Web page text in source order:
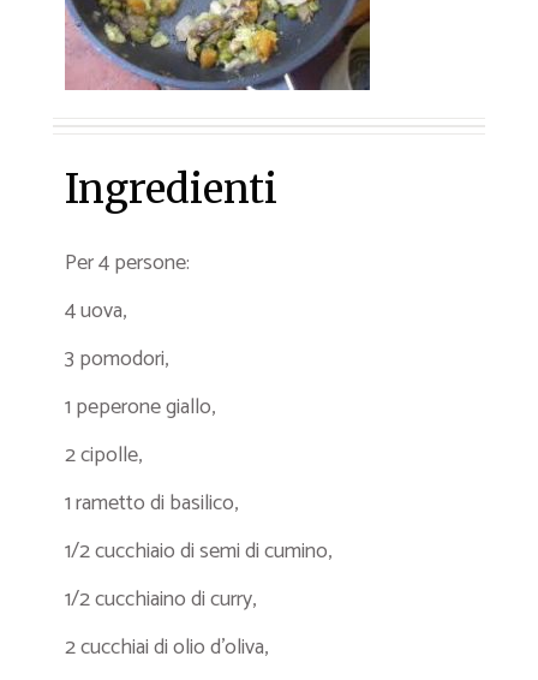
Ingredienti
Per 4 persone:
4 uova,
3 pomodori,
1 peperone giallo,
2 cipolle,
1 rametto di basilico,
1/2 cucchiaio di semi di cumino,
1/2 cucchiaino di curry,
2 cucchiai di olio d’oliva,